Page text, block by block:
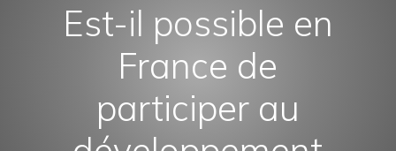
Est-il possible en
France de
participer au